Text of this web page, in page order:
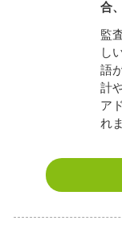
合
監
し
語
計
ア
れ